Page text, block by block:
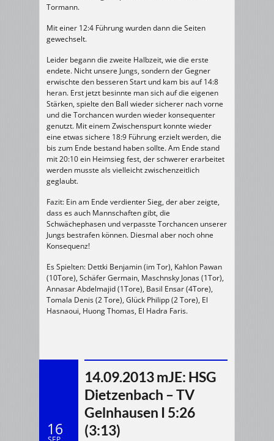
Tormann.
Mit einer 12:4 Führung wurden dann die Seiten
gewechselt.
Leider begann die zweite Halbzeit, wie die erste
endete. Nicht unsere Jungs, sondern der Gegner
erwischte den besseren Start und kam bis auf 14:8
heran. Erst jetzt besinnte man sich auf die eigenen
Stärken, spielte den Ball wieder sicherer nach vorne
und die Torchancen wurden wieder konsequenter
genutzt. Mit einem Zwischenspurt konnte wieder
eine etwas sichere 18:9 Führung erzielt werden, die
bis zum Ende bestand haben sollte. Am Ende stand
mit 20:10 ein Heimsieg fest, der schwerer erarbeitet
werden musste als vielleicht zwischenzeitlich
geglaubt.
Fazit: Ein am Ende verdienter Sieg, der aber zeigte,
dass es auch Mannschaften gibt, die
Schwächephasen und verpasste Torchancen unserer
Jungs bestrafen können. Diesmal aber noch ohne
Konsequenz!
Es Spielten: Dettki Benjamin (im Tor), Kahlon Pawan
(10Tore), Schäfer Germain, Maschnsky Jonas (1Tor),
Annasar Abdelmajid (1Tore), Basil Ensar (4Tore),
Tomala Denis (2 Tore), Glück Philipp (2 Tore), El
Hasnaoui, Huong Thomas, El Hadra Faris.
16
14.09.2013 mJE: HSG
Dietzenbach – TV
Gelnhausen I 5:26
(3:13)